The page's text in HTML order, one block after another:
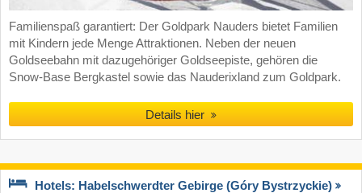
Familienspaß garantiert: Der Goldpark Nauders bietet Familien
mit Kindern jede Menge Attraktionen. Neben der neuen
Goldseebahn mit dazugehöriger Goldseepiste, gehören die
Snow-Base Bergkastel sowie das Nauderixland zum Goldpark.
Details hier
Hotels: Habelschwerdter Gebirge (Góry Bystrzyckie)